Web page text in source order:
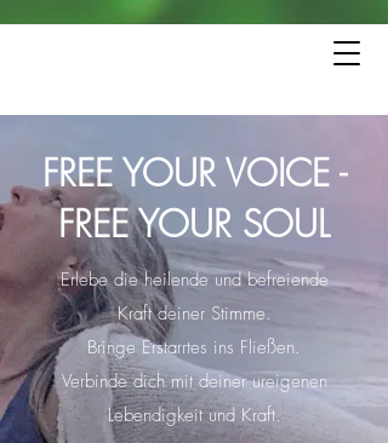
FREE YOUR VOICE -
FREE YOUR SOUL
Erlebe die heilende und befreiende
Kraft deiner Stimme.
Bringe Erstarrtes ins Fließen.
Verbinde dich mit deiner ureigenen
Lebendigkeit und Kraft.